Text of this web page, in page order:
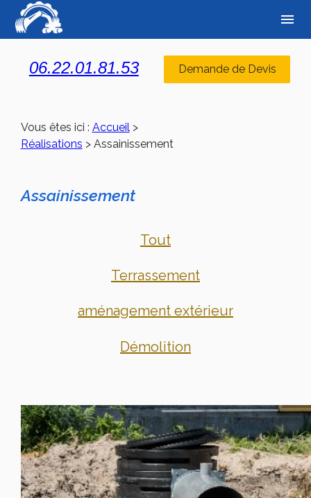
menu
06.22.01.81.53 Demande de Devis
Vous êtes ici : Accueil>
Réalisations > Assainissement
Assainissement
Tout
Terrassement
aménagement extérieur
Démolition
Panneau de gestion des cookies